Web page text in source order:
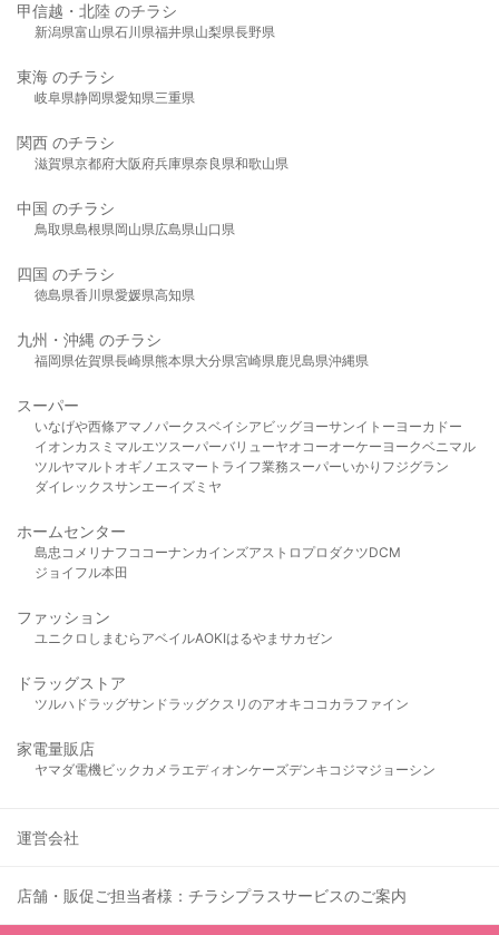
甲信越・北陸 のチラシ
新潟県富山県石川県福井県山梨県長野県
東海 のチラシ
岐阜県静岡県愛知県三重県
関西 のチラシ
滋賀県京都府大阪府兵庫県奈良県和歌山県
中国 のチラシ
鳥取県島根県岡山県広島県山口県
四国 のチラシ
徳島県香川県愛媛県高知県
九州・沖縄 のチラシ
福岡県佐賀県長崎県熊本県大分県宮崎県鹿児島県沖縄県
スーパー
いなげや西條アマノパークスベイシア ビッグヨーサンイトーヨーカドー
イオンカスミ マルエツスーパーバリューヤオコーオーケー ヨークベニマル
ツルヤマルト オギノ エスマート ライフ業務スーパーいかり フジグラン
ダイレックスサンエーイズミヤ
ホームセンター
島忠 コメリ ナフコ コーナンカインズアストロプロダクツDCM
ジョイフル本田
ファッション
ユニクロ しまむら アベイルAOKIはるやま サカゼン
ドラッグストア
ツルハドラッグサンドラッグクスリのアオキ ココカラファイン
家電量販店
ヤマダ電機ビックカメラ エディオンケーズデンキ コジマジョーシン
運営会社
店舗・販促ご担当者様：チラシプラスサービスのご案内